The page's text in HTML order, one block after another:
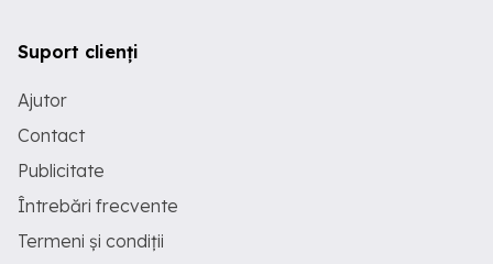
Suport clienți
Ajutor
Contact
Publicitate
Întrebări frecvente
Termeni și condiții